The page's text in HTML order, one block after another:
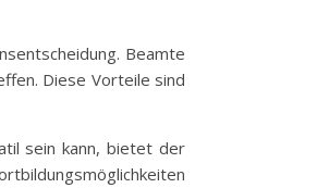
Beamte
Diese Vorteile sind
sein kann, bietet der